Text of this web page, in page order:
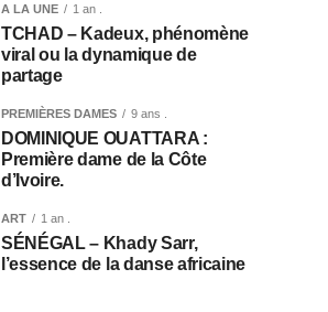
A LA UNE 1 an .
TCHAD – Kadeux, phénomène
viral ou la dynamique de
partage
PREMIÈRES DAMES 9 ans .
DOMINIQUE OUATTARA :
Première dame de la Côte
d’Ivoire.
ART 1 an .
SÉNÉGAL – Khady Sarr,
l’essence de la danse africaine